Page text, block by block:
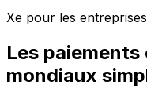
Xe pour les entreprises
Les
mondiaux